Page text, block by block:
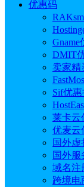
优惠码
Gname
DMIT
卖家精
Sif优
莱卡云
优麦云
国外虚
国外服
域名注
跨境电
SiteGround
云主机VPS
2024/12/06